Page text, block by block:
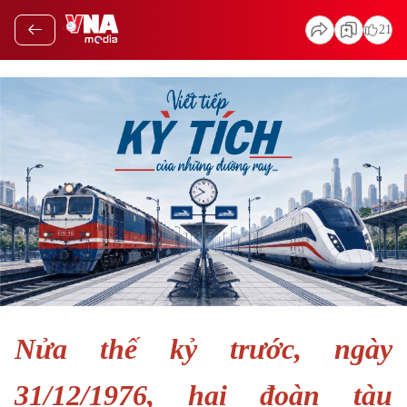
21
Nửa thế kỷ trước, ngày
31/12/1976, hai đoàn tàu